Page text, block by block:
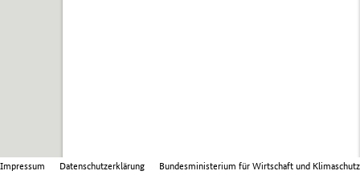
Impressum Datenschutzerklärung Bundesministerium für Wirtschaft und Klimaschutz